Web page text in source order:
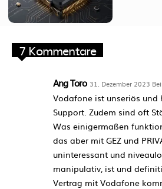
7 Kommentare
Ang Toro 31. Dezember 2023
Vodafone ist unseriös und
Support. Zudem sind oft
Was einigermaßen
das aber mit GEZ und
uninteressant und
manipulativ, ist und
Vertrag mit Vodafone